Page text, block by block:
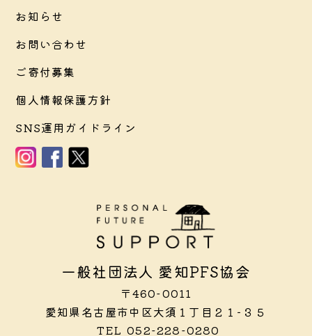
一般社団法人 愛知PFS協会
〒460-0011
愛知県名古屋市中区大須１丁目２１−３５
TEL 052-228-0280
お知らせ
お問い合わせ
ご寄付募集
個人情報保護方針
SNS運用ガイドライン